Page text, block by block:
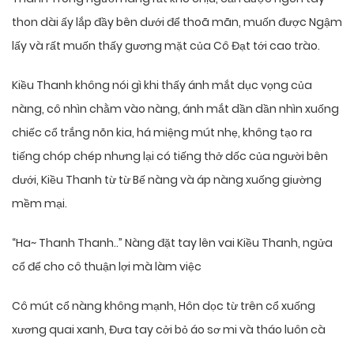
thon dài ấy lắp đầy bên dưới để thoã mãn, muốn được Ngậm
lấy và rất muốn thấy gương mặt của Cô Đạt tới cao trào.
Kiều Thanh không nói gì khi thấy ánh mắt dục vọng của
nàng, cô nhìn chằm vào nàng, ánh mắt dần dần nhìn xuống
chiếc cổ trắng nõn kia, há miệng mút nhẹ, không tạo ra
tiếng chóp chép nhưng lại có tiếng thở dốc của người bên
dưới, Kiều Thanh từ từ Bế nàng và áp nàng xuống giường
mềm mại.
“Ha~ Thanh Thanh..” Nàng đặt tay lên vai Kiều Thanh, ngửa
cổ để cho cô thuận lợi mà làm việc
Cô mút cổ nàng không mạnh, Hôn dọc từ trên cổ xuống
xương quai xanh, Đưa tay cởi bỏ áo sơ mi và tháo luôn cà